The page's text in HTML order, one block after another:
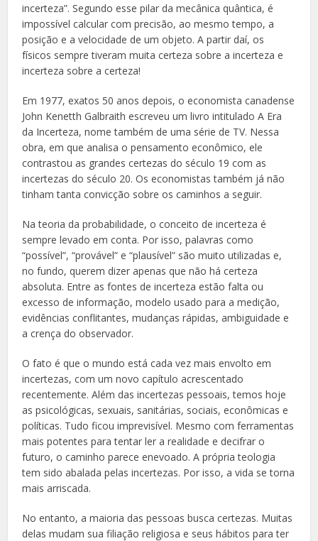
incerteza”. Segundo esse pilar da mecânica quântica, é
impossível calcular com precisão, ao mesmo tempo, a
posição e a velocidade de um objeto. A partir daí, os
físicos sempre tiveram muita certeza sobre a incerteza e
incerteza sobre a certeza!
Em 1977, exatos 50 anos depois, o economista canadense
John Kenetth Galbraith escreveu um livro intituladoA Era
da Incerteza, nome também de uma série de TV. Nessa
obra, em que analisa o pensamento econômico, ele
contrastou as grandes certezas do século 19 com as
incertezas do século 20. Os economistas também já não
tinham tanta convicção sobre os caminhos a seguir.
Na teoria da probabilidade, o conceito de incerteza é
sempre levado em conta. Por isso, palavras como
“possível”, “provável” e “plausível” são muito utilizadas e,
no fundo, querem dizer apenas que não há certeza
absoluta. Entre as fontes de incerteza estão falta ou
excesso de informação, modelo usado para a medição,
evidências conflitantes, mudanças rápidas, ambiguidade e
a crença do observador.
O fato é que o mundo está cada vez mais envolto em
incertezas, com um novo capítulo acrescentado
recentemente. Além das incertezas pessoais, temos hoje
as psicológicas, sexuais, sanitárias, sociais, econômicas e
políticas. Tudo ficou imprevisível. Mesmo com ferramentas
mais potentes para tentar ler a realidade e decifrar o
futuro, o caminho parece enevoado. A própria teologia
tem sido abalada pelas incertezas. Por isso, a vida se torna
mais arriscada.
No entanto, a maioria das pessoas busca certezas. Muitas
delas mudam sua filiação religiosa e seus hábitos para ter